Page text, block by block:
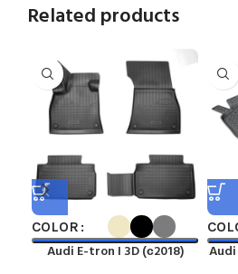
Related products
COLOR
Audi E-tron I 3D (с2018) Audi